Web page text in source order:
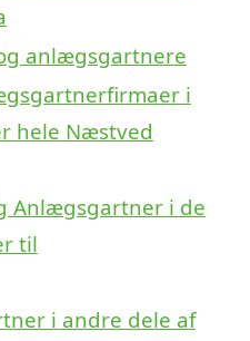
anlægsgartnere
i
hele Næstved
Anlægsgartner i de
til
i andre dele af